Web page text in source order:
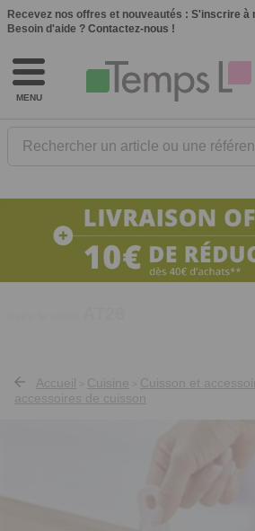
Recevez nos offres et nouveautés : S'inscrire à
Besoin d'aide ? Contactez-nous !
MENU
Rechercher un article ou une
avec le code AT26
Accueil Cuisine Cuisson et
accessoires de cuisson